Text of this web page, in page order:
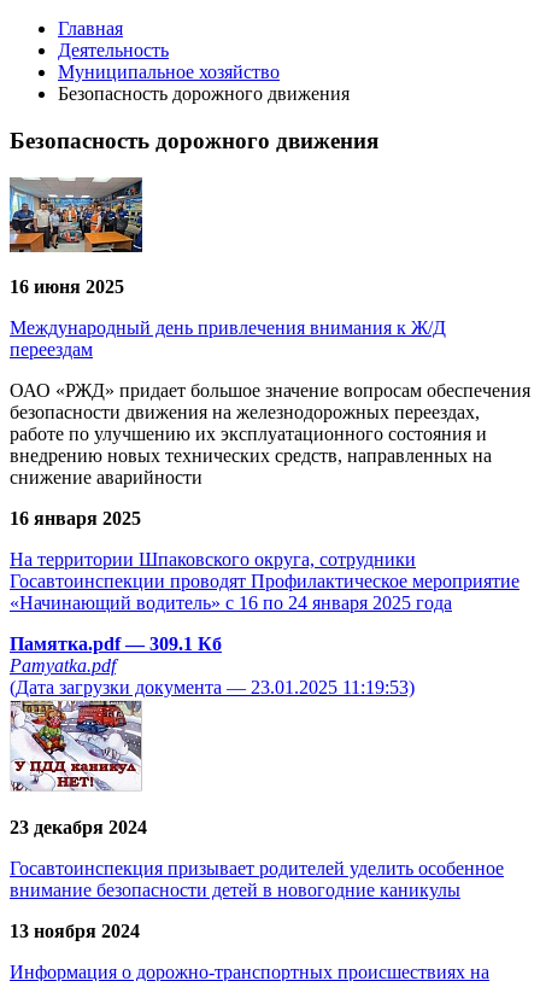
Главная
Деятельность
Муниципальное хозяйство
Безопасность дорожного движения
Безопасность дорожного движения
16 июня 2025
Международный день привлечения внимания к Ж/Д
переездам
ОАО «РЖД» придает большое значение вопросам обеспечения
безопасности движения на железнодорожных переездах,
работе по улучшению их эксплуатационного состояния и
внедрению новых технических средств, направленных на
снижение аварийности
16 января 2025
На территории Шпаковского округа, сотрудники
Госавтоинспекции проводят Профилактическое мероприятие
«Начинающий водитель» с 16 по 24 января 2025 года
Памятка.pdf— 309.1 Кб
Pamyatka.pdf
(Дата загрузки документа — 23.01.2025 11:19:53)
23 декабря 2024
Госавтоинспекция призывает родителей уделить особенное
внимание безопасности детей в новогодние каникулы
13 ноября 2024
Информация о дорожно-транспортных происшествиях на